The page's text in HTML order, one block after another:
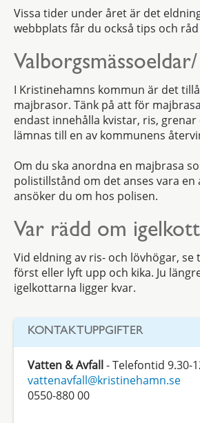
Vissa tider under året är det
webbplats får du också tips och
I Kristinehamns kommun är det
majbrasor. Tänk på att för
endast innehålla kvistar, ris,
lämnas till en av kommunens
Om du ska anordna en majbrasa
polistillstånd om det anses vara
ansöker du om hos polisen.
Var rädd om
Vid eldning av ris- och lövhögar,
först eller lyft upp och kika. Ju
igelkottarna ligger kvar.
KONTAKTUPPGIFTER
Vatten & Avfall- Telefontid 9.30-
vattenavfall@kristinehamn.se
0550-880 00